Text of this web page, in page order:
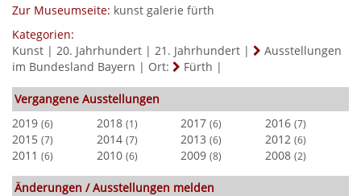
Zur Museumseite: kunst galerie fürth
Kategorien:
Kunst | 20. Jahrhundert | 21. Jahrhundert |
Ausstellungen
im Bundesland Bayern | Ort: Fürth |
Vergangene Ausstellungen
2019 (6) 2018 (1) 2017 (6) 2016 (7)
2015 (7) 2014 (7) 2013 (6) 2012 (6)
2011 (6) 2010 (6) 2009 (8) 2008 (2)
Änderungen / Ausstellungen melden